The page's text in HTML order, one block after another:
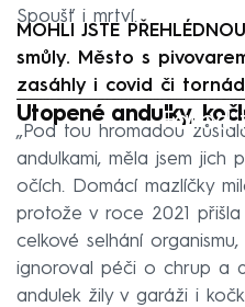
Spoušť i mrtví.
MOHLI JSTE
smůly. Město s
zasáhly i covid či
Failed
Utopené andulky,
„Pod tou hromadou
andulkami, měla jsem jich
očích. Domácí mazlíčky
protože v roce 2021
celkové selhání
ignoroval péči o chrup a
andulek žily v garáži i